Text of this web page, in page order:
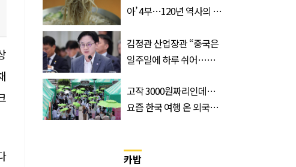
아’ 4부…120년 역사의 대
김정관 산업장관 “중국은
일주일에 하루 쉬어…주
고작 3000원짜리인데…
요즘 한국 여행 온 외국인
카밥